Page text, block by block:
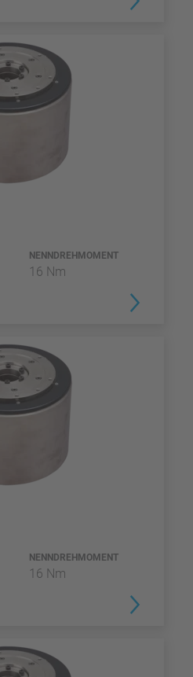
NENNDREHMOMENT
16 Nm
NENNDREHMOMENT
16 Nm